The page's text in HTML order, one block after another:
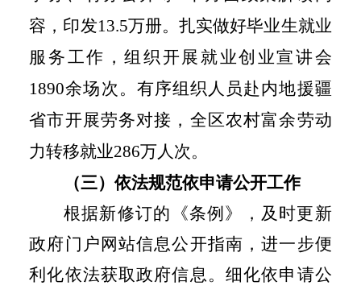
容，印发13.5万册。 扎实做好毕业生就业
服务工作 ，组织开展就业创业宣讲会
1890余场次。 有序组织人员赴内地援疆
省市开展劳务对接，全区农村富余劳动
力转移就业286万人次。
（三）依法规范依申请公开工作
根据新修订的《条例》，及时更新
政府门户网站信息公开指南，进一步便
利化依法获取政府信息。细化依申请公